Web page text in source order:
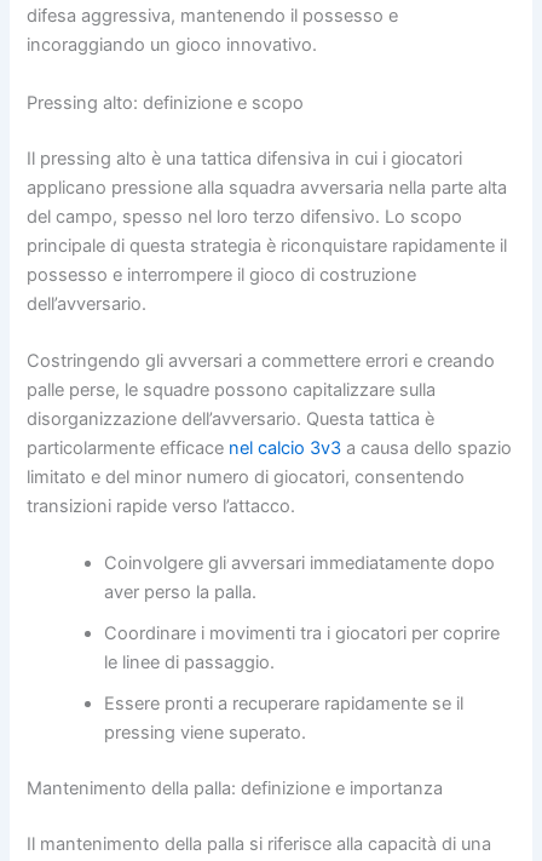
difesa aggressiva, mantenendo il possesso e
incoraggiando un gioco innovativo.
Pressing alto: definizione e scopo
Il pressing alto è una tattica difensiva in cui i giocatori
applicano pressione alla squadra avversaria nella parte alta
del campo, spesso nel loro terzo difensivo. Lo scopo
principale di questa strategia è riconquistare rapidamente il
possesso e interrompere il gioco di costruzione
dell’avversario.
Costringendo gli avversari a commettere errori e creando
palle perse, le squadre possono capitalizzare sulla
disorganizzazione dell’avversario. Questa tattica è
particolarmente efficace nel calcio 3v3 a causa dello spazio
limitato e del minor numero di giocatori, consentendo
transizioni rapide verso l’attacco.
Coinvolgere gli avversari immediatamente dopo
aver perso la palla.
Coordinare i movimenti tra i giocatori per coprire
le linee di passaggio.
Essere pronti a recuperare rapidamente se il
pressing viene superato.
Mantenimento della palla: definizione e importanza
Il mantenimento della palla si riferisce alla capacità di una